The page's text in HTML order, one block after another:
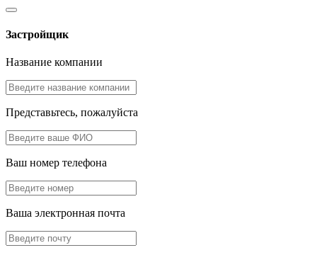
Застройщик
Название компании
Представьтесь, пожалуйста
Ваш номер телефона
Ваша электронная почта